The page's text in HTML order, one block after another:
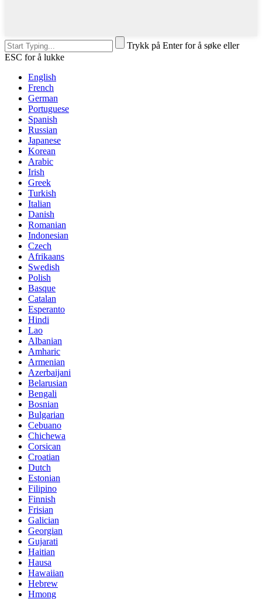
Trykk på Enter for å søke eller
ESC for å lukke
English
French
German
Portuguese
Spanish
Russian
Japanese
Korean
Arabic
Irish
Greek
Turkish
Italian
Danish
Romanian
Indonesian
Czech
Afrikaans
Swedish
Polish
Basque
Catalan
Esperanto
Hindi
Lao
Albanian
Amharic
Armenian
Azerbaijani
Belarusian
Bengali
Bosnian
Bulgarian
Cebuano
Chichewa
Corsican
Croatian
Dutch
Estonian
Filipino
Finnish
Frisian
Galician
Georgian
Gujarati
Haitian
Hausa
Hawaiian
Hebrew
Hmong